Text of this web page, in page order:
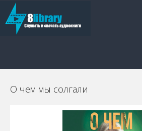
О чем мы солгали